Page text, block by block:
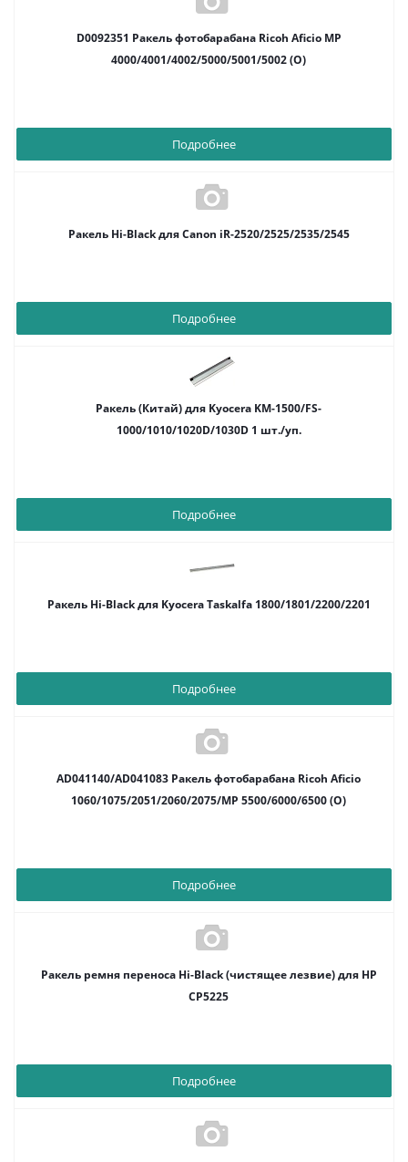
D0092351 Ракель фотобарабана Ricoh Aficio MP
4000/4001/4002/5000/5001/5002 (О)
Подробнее
Ракель Hi-Black для Canon iR-2520/2525/2535/2545
Подробнее
Ракель (Китай) для Kyocera KM-1500/FS-
1000/1010/1020D/1030D 1 шт./уп.
Подробнее
Ракель Hi-Black для Kyocera Taskalfa 1800/1801/2200/2201
Подробнее
AD041140/AD041083 Ракель фотобарабана Ricoh Aficio
1060/1075/2051/2060/2075/MP 5500/6000/6500 (О)
Подробнее
Ракель ремня переноса Hi-Black (чистящее лезвие) для HP
CP5225
Подробнее